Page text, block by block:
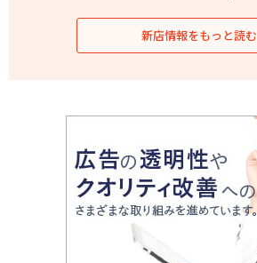
新店情報をもっと読む